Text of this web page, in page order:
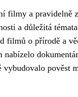
a pravidelně
a důležitá
filmů o přírodě a
pověst